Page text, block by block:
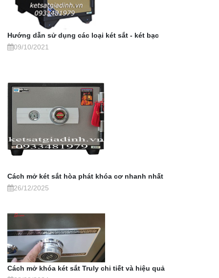
Hướng dẫn sử dụng các loại két sắt - két bạc
09/10/2021
Cách mở két sắt hòa phát khóa cơ nhanh nhất
26/12/2025
Cách mở khóa két sắt Truly chi tiết và hiệu quả